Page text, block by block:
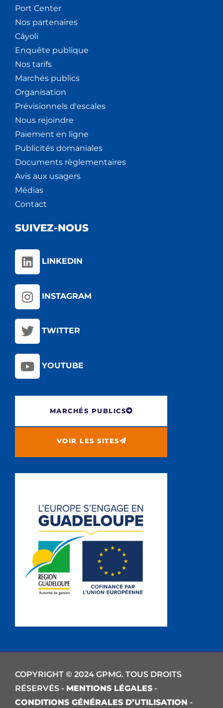
Port Center
Nos partenaires
Cáyoli
Enquête publique
Nos tarifs
Marchés publics
Organisation
Prévisionnels d'escales
Nous rejoindre
Paiement en ligne
Publicités domaniales
Documents règlementaires
Avis aux usagers
Médias
Contact
SUIVEZ-NOUS
LINKEDIN
INSTAGRAM
TWITTER
YOUTUBE
MARCHÉS PUBLICS
VOIR LES SITES
COPYRIGHT © 2024 GPMG. TOUS DROITS
RÉSERVÉS - MENTIONS LÉGALES -
CONDITIONS GÉNÉRALES D’UTILISATION -